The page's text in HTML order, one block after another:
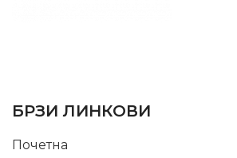
БРЗИ ЛИНКОВИ
Почетна